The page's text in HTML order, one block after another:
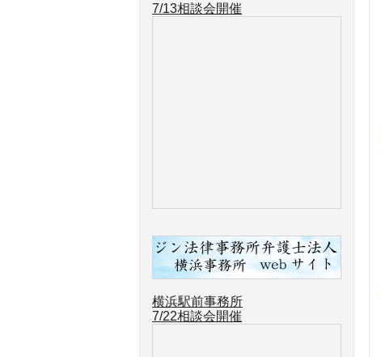
7/13相談会開催
横浜駅前事務所
7/22相談会開催